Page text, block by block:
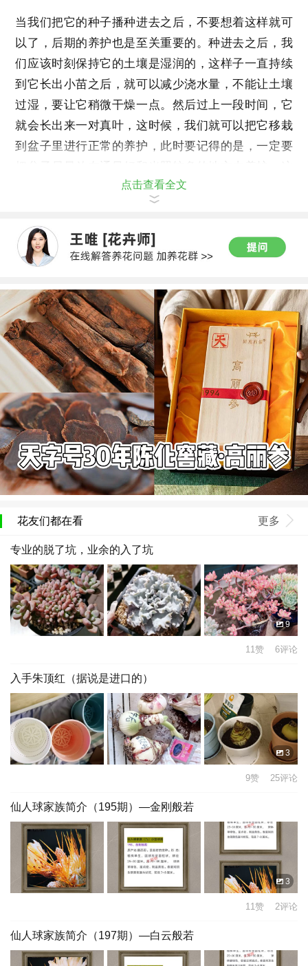
当我们把它的种子播种进去之后，不要想着这样就可
以了，后期的养护也是至关重要的。种进去之后，我
们应该时刻保持它的土壤是湿润的，这样子一直持续
到它长出小苗之后，就可以减少浇水量，不能让土壤
过湿，要让它稍微干燥一点。然后过上一段时间，它
就会长出来一对真叶，这时候，我们就可以把它移栽
到盆子里进行正常的养护，此时要记得的是，一定要
样子过不了多长时间就可以长成一个新的帝王花了。
点击查看全文
花友们都在看 更多
专业的脱了坑，业余的入了坑
9
11赞 6评论
入手朱顶红（据说是进口的）
3
9赞 25评论
仙人球家族简介（195期）—金刚般若
3
11赞 2评论
仙人球家族简介（197期）—白云般若